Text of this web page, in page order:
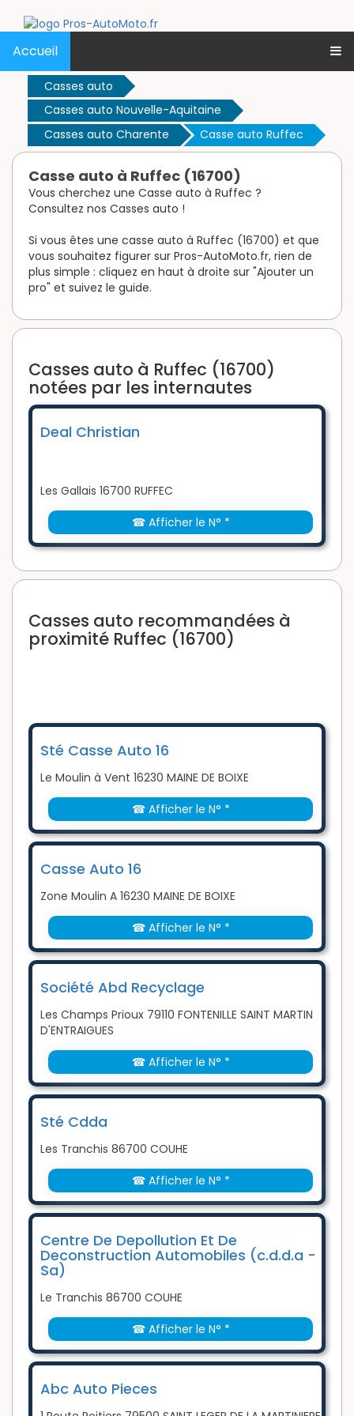
Accueil
Casses auto
Casses auto Nouvelle-Aquitaine
Casses auto Charente
Casse auto Ruffec
Casse auto à Ruffec (16700)
Vous cherchez une Casse auto à Ruffec ?
Consultez nos Casses auto !
Si vous êtes une casse auto à Ruffec (16700) et que
vous souhaitez figurer sur Pros-AutoMoto.fr, rien de
plus simple : cliquez en haut à droite sur "Ajouter un
pro" et suivez le guide.
Casses auto à Ruffec (16700)
notées par les internautes
Deal Christian
Les Gallais 16700 RUFFEC
☎ Afficher le N° *
Casses auto recommandées à
proximité Ruffec (16700)
Sté Casse Auto 16
Le Moulin à Vent 16230 MAINE DE BOIXE
☎ Afficher le N° *
Casse Auto 16
Zone Moulin A 16230 MAINE DE BOIXE
☎ Afficher le N° *
Société Abd Recyclage
Les Champs Prioux 79110 FONTENILLE SAINT MARTIN
D'ENTRAIGUES
☎ Afficher le N° *
Sté Cdda
Les Tranchis 86700 COUHE
☎ Afficher le N° *
Centre De Depollution Et De
Deconstruction Automobiles (c.d.d.a -
Sa)
Le Tranchis 86700 COUHE
☎ Afficher le N° *
Abc Auto Pieces